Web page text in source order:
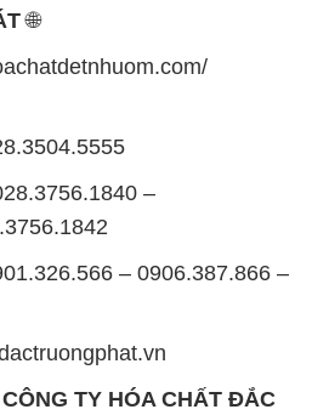
🌐
–
– 0906.387.866 –
TY HÓA CHẤT ĐẮC